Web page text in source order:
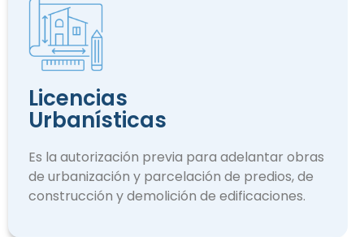
Licencias
Urbanísticas
Es la autorización previa para adelantar obras
de urbanización y parcelación de predios, de
construcción y demolición de edificaciones.